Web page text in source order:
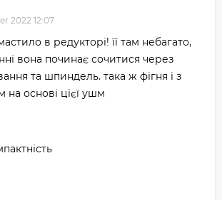
2022 12:07
в редукторі! її там небагато,
вона починає сочитися через
та шпиндель. така ж фігня і з
на основі цієї ушм